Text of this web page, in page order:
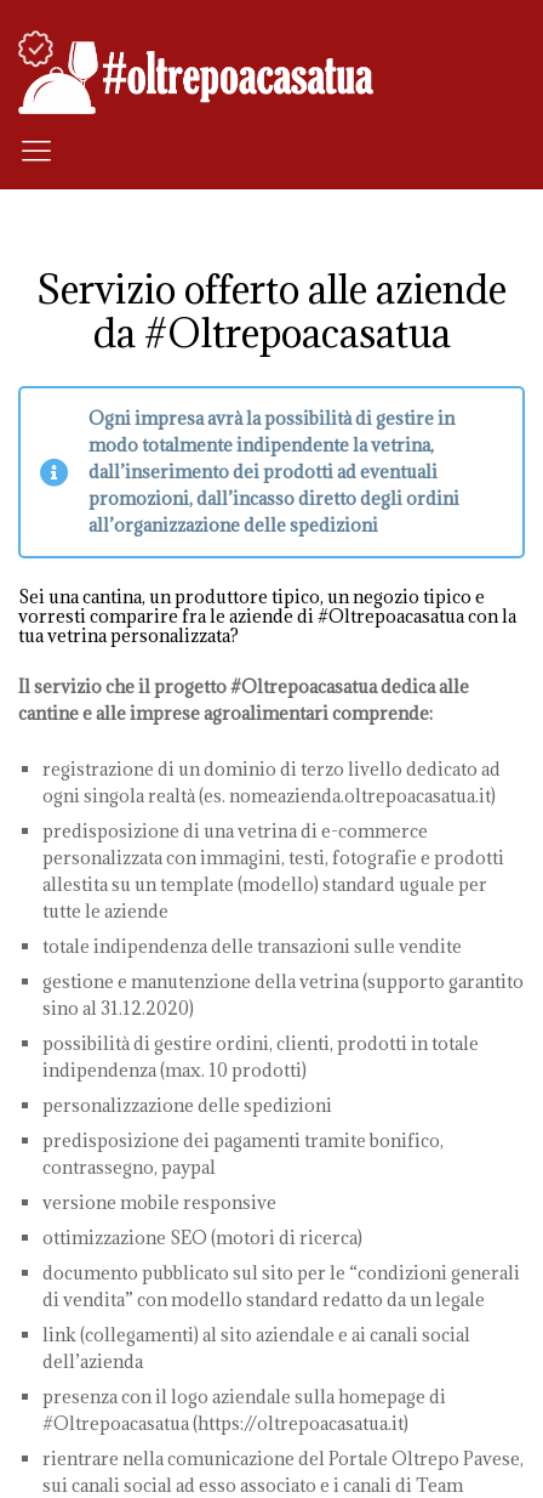
Servizio offerto alle aziende
da #Oltrepoacasatua
Ogni impresa avrà la possibilità di gestire in
modo totalmente indipendente la vetrina,
dall’inserimento dei prodotti ad eventuali
promozioni, dall’incasso diretto degli ordini
all’organizzazione delle spedizioni
Sei una cantina, un produttore tipico, un negozio tipico e
vorresti comparire fra le aziende di #Oltrepoacasatua con la
tua vetrina personalizzata?
Il servizio che il progetto #Oltrepoacasatua dedica alle
cantine e alle imprese agroalimentari comprende:
registrazione di un dominio di terzo livello dedicato ad
ogni singola realtà (es. nomeazienda.oltrepoacasatua.it)
predisposizione di una vetrina di e-commerce
personalizzata con immagini, testi, fotografie e prodotti
allestita su un template (modello) standard uguale per
tutte le aziende
totale indipendenza delle transazioni sulle vendite
gestione e manutenzione della vetrina (supporto garantito
sino al 31.12.2020)
possibilità di gestire ordini, clienti, prodotti in totale
indipendenza (max. 10 prodotti)
personalizzazione delle spedizioni
predisposizione dei pagamenti tramite bonifico,
contrassegno, paypal
versione mobile responsive
ottimizzazione SEO (motori di ricerca)
documento pubblicato sul sito per le “condizioni generali
di vendita” con modello standard redatto da un legale
link (collegamenti) al sito aziendale e ai canali social
dell’azienda
presenza con il logo aziendale sulla homepage di
#Oltrepoacasatua (https://oltrepoacasatua.it)
rientrare nella comunicazione del Portale Oltrepo Pavese,
sui canali social ad esso associato e i canali di Team